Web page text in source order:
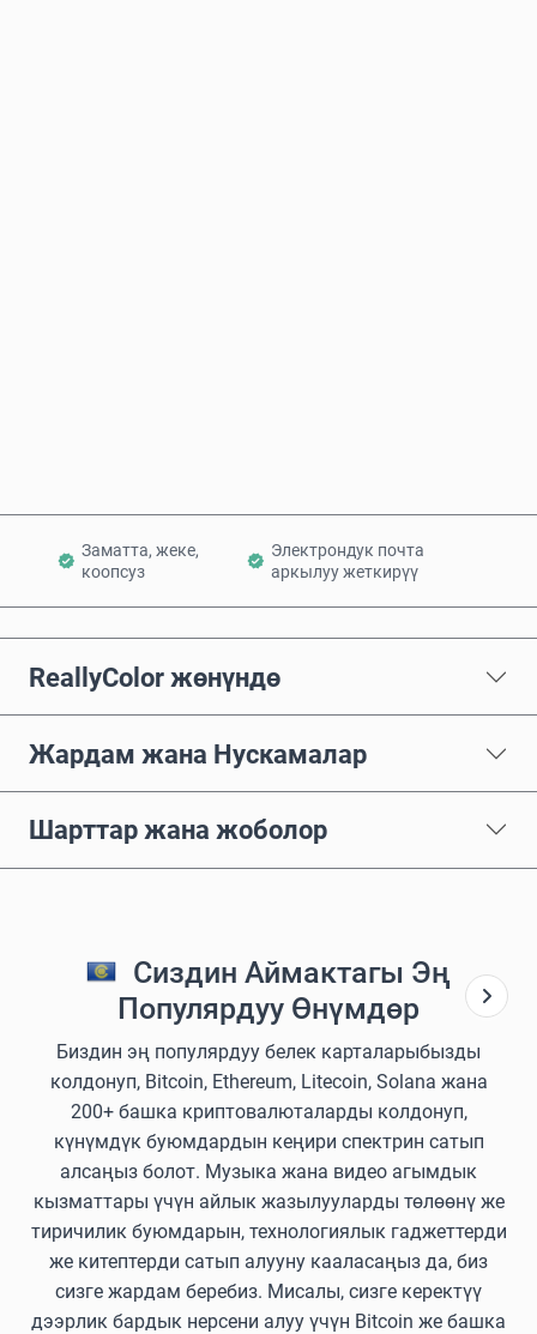
Заматта, жеке,
коопсуз
Электрондук почта
аркылуу жеткирүү
ReallyColor жөнүндө
Жардам жана Нускамалар
Шарттар жана жоболор
Сиздин Аймактагы Эң
Популярдуу Өнүмдөр
Биздин эң популярдуу белек карталарыбызды
колдонуп, Bitcoin, Ethereum, Litecoin, Solana жана
200+ башка криптовалюталарды колдонуп,
күнүмдүк буюмдардын кеңири спектрин сатып
алсаңыз болот. Музыка жана видео агымдык
кызматтары үчүн айлык жазылууларды төлөөнү же
тиричилик буюмдарын, технологиялык гаджеттерди
же китептерди сатып алууну кааласаңыз да, биз
сизге жардам беребиз. Мисалы, сизге керектүү
дээрлик бардык нерсени алуу үчүн Bitcoin же башка